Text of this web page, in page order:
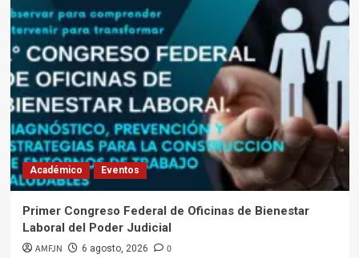
Académico Eventos
Primer Congreso Federal de Oficinas de Bienestar
Laboral del Poder Judicial
AMFJN 6 agosto, 2026 0